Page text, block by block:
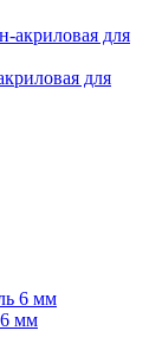
для
6 мм